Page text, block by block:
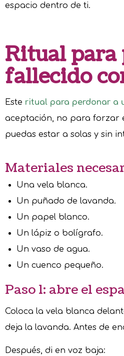
espacio dentro de ti.
Ritual
fallecido
Este ritual para perdonar a
aceptación, no para forzar
puedas estar a solas y sin
Materiales
Una vela blanca.
Un puñado de lavanda.
Un papel blanco.
Un lápiz o bolígrafo.
Un vaso de agua.
Un cuenco pequeño.
Paso 1: abre el
Coloca la vela blanca
deja la lavanda. Antes de
Después, di en voz baja: